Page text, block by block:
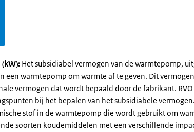
Het subsidiabel vermogen van de warmtepomp,
een warmtepomp om warmte af te geven. Dit
vermogen dat wordt bepaald door de fabrikant.
bij het bepalen van het subsidiabele vermogen.
stof in de warmtepomp die wordt gebruikt om
soorten koudemiddelen met een verschillende